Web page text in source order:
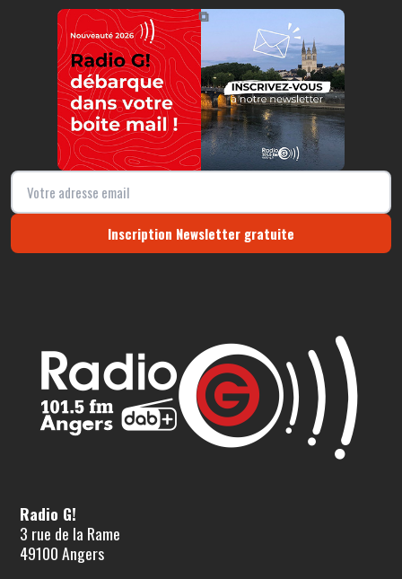
https://radio-g.fr?10771
⧉
Inscription Newsletter gratuite
Radio G!
3 rue de la Rame
49100 Angers